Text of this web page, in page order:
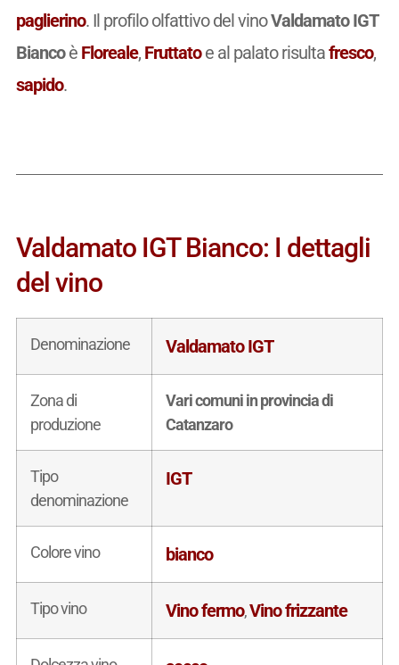
paglierino. Il profilo olfattivo del vinoValdamato IGT
Biancoè Floreale, Fruttatoe al palato risultafresco,
sapido.
Valdamato IGT Bianco: I dettagli
del vino
Denominazione Valdamato IGT
Zona di
produzione
Vari comuni in provincia di
Catanzaro
Tipo
denominazione
IGT
Colore vino bianco
Tipo vino Vino fermo,Vino frizzante